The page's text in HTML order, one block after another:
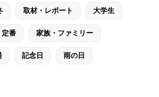
取材・レポート 大学生
定番 家族・ファミリー
記念日 雨の日